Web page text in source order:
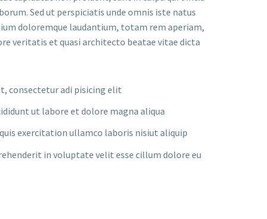
Sed ut perspiciatis unde omnis iste natus
doloremque laudantium, totam rem aperiam,
veritatis et quasi architecto beatae vitae dicta
consectetur adi pisicing elit
ut labore et dolore magna aliqua
exercitation ullamco laboris nisiut aliquip
in voluptate velit esse cillum dolore eu